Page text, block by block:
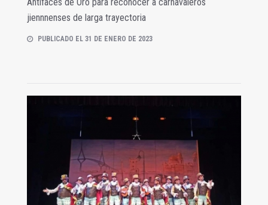
jiennnenses de larga trayectoria
PUBLICADO EL 31 DE ENERO DE 2023